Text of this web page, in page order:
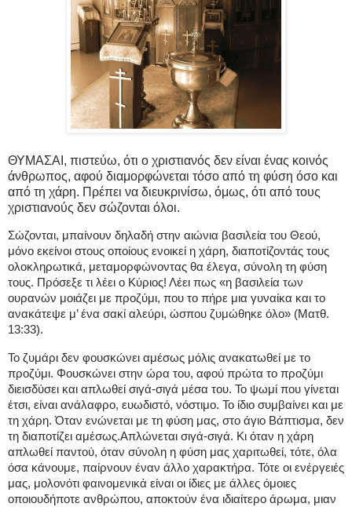
ΘΥΜΑΣΑΙ, πιστεύω, ότι ο χριστιανός δεν είναι ένας κοινός
άνθρωπος, αφού διαμορφώνεται τόσο από τη φύση όσο και
από τη χάρη. Πρέπει να διευκρινίσω, όμως, ότι από τους
χριστιανούς δεν σώζονται όλοι.
Σώζονται, μπαίνουν δηλαδή στην αιώνια βασιλεία του Θεού,
μόνο εκείνοι στους οποίους ενοικεί η χάρη, διαποτίζοντάς τους
ολοκληρωτικά, μεταμορφώνοντας θα έλεγα, σύνολη τη φύση
τους. Πρόσεξε τι λέει ο Κύριος! Λέει πως «η βασιλεία των
ουρανών μοιάζει με προζύμι, που το πήρε μια γυναίκα και το
ανακάτεψε μ’ ένα σακί αλεύρι, ώσπου ζυμώθηκε όλο» (Ματθ.
13:33).
Το ζυμάρι δεν φουσκώνει αμέσως μόλις ανακατωθεί με το
προζύμι. Φουσκώνει στην ώρα του, αφού πρώτα το προζύμι
διεισδύσει και απλωθεί σιγά-σιγά μέσα του. Το ψωμί που γίνεται
έτσι, είναι ανάλαφρο, ευωδιστό, νόστιμο. Το ίδιο συμβαίνει και με
τη χάρη. Όταν ενώνεται με τη φύση μας, στο άγιο Βάπτισμα, δεν
τη διαποτίζει αμέσως.Απλώνεται σιγά-σιγά. Κι όταν η χάρη
απλωθεί παντού, όταν σύνολη η φύση μας χαριτωθεί, τότε, όλα
όσα κάνουμε, παίρνουν έναν άλλο χαρακτήρα. Τότε οι ενέργειές
μας, μολονότι φαινομενικά είναι οι ίδιες με άλλες όμοιες
οποιουδήποτε ανθρώπου, αποκτούν ένα ιδιαίτερο άρωμα, μιαν